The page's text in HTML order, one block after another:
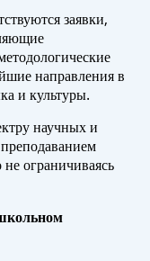
заявки,
направления в
и культуры.
научных и
ограничиваясь